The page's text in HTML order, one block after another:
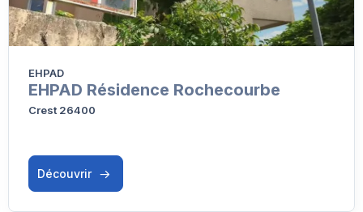
EHPAD
EHPAD Résidence Rochecourbe
Crest 26400
Découvrir